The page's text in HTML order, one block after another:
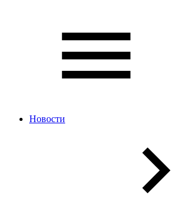
Новости